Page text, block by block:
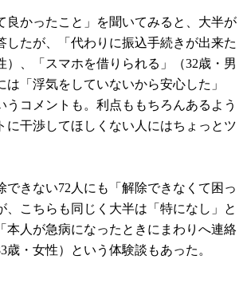
良かったこと」を聞いてみると、大半が
したが、「代わりに振込手続きが出来た
）、「スマホを借りられる」（32歳・男
は「浮気をしていないから安心した」
うコメントも。利点ももちろんあるよう
に干渉してほしくない人にはちょっとツ
できない72人にも「解除できなくて困っ
、こちらも同じく大半は「特になし」と
本人が急病になったときにまわりへ連絡
歳・女性）という体験談もあった。